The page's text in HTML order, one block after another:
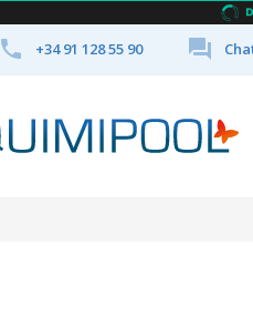
 +34 91 128 55 90 